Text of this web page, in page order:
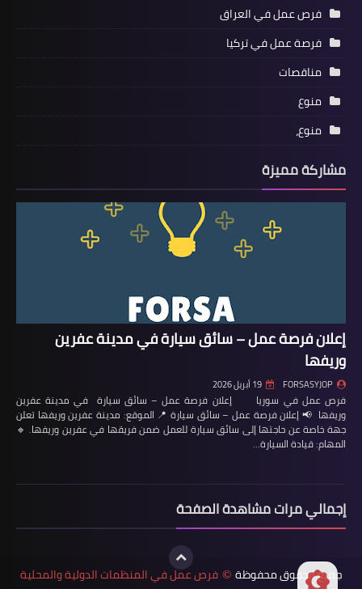
فرص عمل في العراق
فرصة عمل في تركيا
مناقصات
منوع
منوع،
مشاركة مميزة
إعلان فرصة عمل – سائق سيارة في مدينة عفرين
وريفها
FORSASYJOP 19 أبريل 2026
فرص عمل في سوريا إعلان فرصة عمل – سائق سيارة في مدينة عفرين
وريفها 📢 إعلان فرصة عمل – سائق سيارة 📍 الموقع: مدينة عفرين وريفها تعلن
جهة خاصة عن حاجتها إلى سائق سيارة للعمل ضمن فريقها في عفرين وريفها. 🔹
المهام: قيادة السيارة…
إجمالي مرات مشاهدة الصفحة
جميع الحقوق محفوظة © فرص عمل في المنظمات الدولية والمحلية